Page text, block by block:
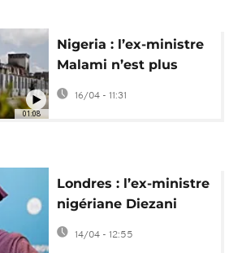
01:08
Nigeria : l’ex-ministre
Malami n’est plus
accusé de
16/04 - 11:31
Londres : l’ex-ministre
nigériane Diezani
Alison-Madueke nie
toute corruption
14/04 - 12:55